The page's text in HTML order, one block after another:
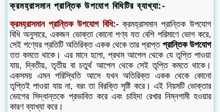
ক্রমহ্রাসমান প্রান্তিক উপযোগ বিধিটির ব্যাখ্যা:-
ক্রমহ্রাসমান প্রান্তিক উপযোগ বিধি:-ক্রমহ্রাসমান প্রান্তিক উপযোগ
বিধি অনুসারে, একজন ভোক্তা কোনো পণ্য যত বেশি পরিমাণে ভোগ করে,
সেই পণ্যের প্রতিটি অতিরিক্ত একক থেকে তার প্রাপ্ত প্রান্তিক উপযোগ
তত কমতে থাকে। এর মানে হলো, প্রথম আপেল থেকে যে তৃপ্তি পাওয়া
যায়, দ্বিতীয়, তৃতীয় বা চতুর্থ আপেল থেকে সেই তৃপ্তি কমতে থাকে।
একসময় এমন পরিস্থিতি আসে যখন অতিরিক্ত একক থেকে কোনো
তৃপ্তিই পাওয়া যায় না, বরং তা বিরক্তি সৃষ্টি করে। এই নিয়মটি ভোক্তার
ভোগের সিদ্ধান্তকে প্রভাবিত করে এবং চাহিদা রেখার নিম্নগামী হওয়ার
কারণ ব্যাখ্যা করে।